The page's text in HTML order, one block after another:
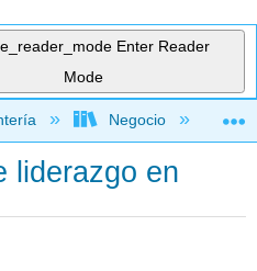
Enter Reader
Mode
jerarquía global
Negocio
liderazgo en